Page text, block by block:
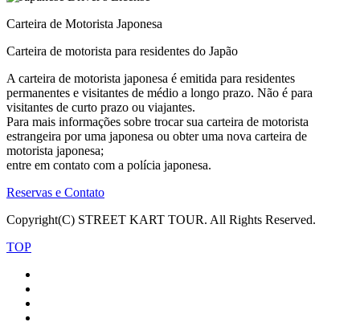
Carteira de Motorista Japonesa
Carteira de motorista para residentes do Japão
A carteira de motorista japonesa é emitida para residentes
permanentes e visitantes de médio a longo prazo. Não é para
visitantes de curto prazo ou viajantes.
Para mais informações sobre trocar sua carteira de motorista
estrangeira por uma japonesa ou obter uma nova carteira de
motorista japonesa;
entre em contato com a polícia japonesa.
Reservas e Contato
Copyright(C) STREET KART TOUR. All Rights Reserved.
TOP